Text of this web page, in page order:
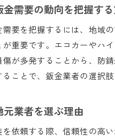
金需要の動向を把握す
要を把握するには、地域
重要です。エコカーやハ
が多発することから、防
ことで、鈑金業者の選択
業者を選ぶ理由
依頼する際、信頼性の高